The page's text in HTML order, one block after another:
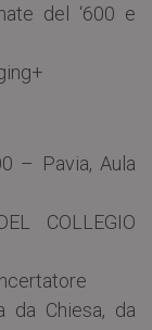
del ‘600 e
– Pavia, Aula
COLLEGIO
da Chiesa, da